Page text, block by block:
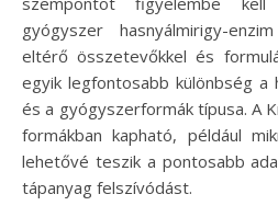
gyógyszer hasnyálmirigy-
eltérő összetevőkkel és
egyik legfontosabb különbség a
és a gyógyszerformák típusa. A
formákban kapható, például
lehetővé teszik a pontosabb
tápanyag felszívódást.